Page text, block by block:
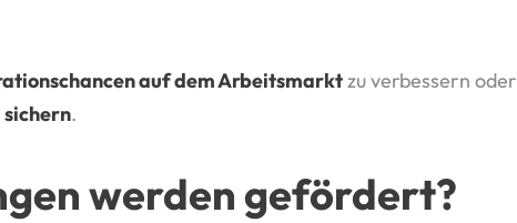
auf dem Arbeitsmarktzu verbessern oder
.
werden gefördert?